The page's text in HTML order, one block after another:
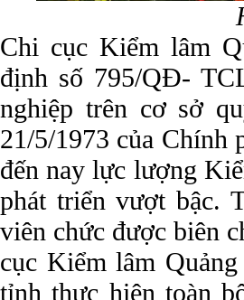
Chi cục Kiểm lâm
định số 795/QĐ-
nghiệp trên cơ sở
21/5/1973 của Chính
đến nay lực lượng
phát triển vượt bậc.
viên chức được biên
cục Kiểm lâm
tỉnh thực hiện toàn